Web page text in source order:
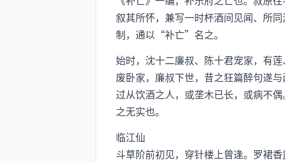
叙其所怀，兼写一时杯酒间见闻、所
制，通以“补亡”名之。
始时，沈十二廉叔、陈十君宠家，有
废卧家，廉叔下世，昔之狂篇醉句遂
过从饮酒之人，或垄木已长，或病不
之无实也。
临江仙
斗草阶前初见，穿针楼上曾逢。罗裙